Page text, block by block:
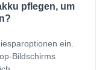
pflegen, um
ein.
Bildschirms